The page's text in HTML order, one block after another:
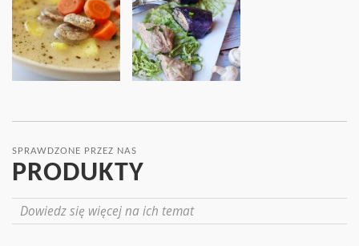
SPRAWDZONE PRZEZ NAS
PRODUKTY
Dowiedz się więcej na ich temat